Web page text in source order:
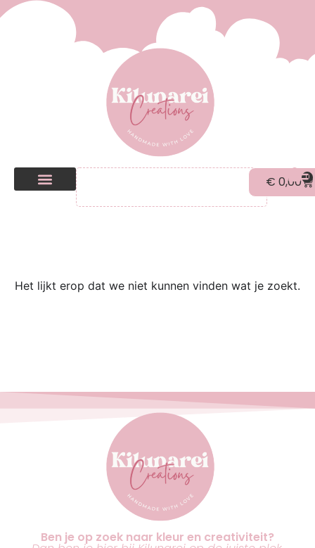
€ 0,00 0
Het lijkt erop dat we niet kunnen vinden wat je zoekt.
Ben je op zoek naar kleur en creativiteit?